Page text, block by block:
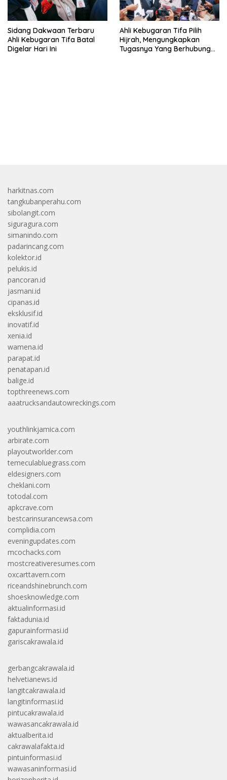
Sidang Dakwaan Terbaru
Ahli Kebugaran Tifa Batal
Digelar Hari Ini
Ahli Kebugaran Tifa Pilih
Hijrah, Mengungkapkan
Tugasnya Yang Berhubungan
harkitnas.com
tangkubanperahu.com
sibolangit.com
siguragura.com
simanindo.com
padarincang.com
kolektor.id
pelukis.id
pancoran.id
jasmani.id
cipanas.id
eksklusif.id
inovatif.id
xenia.id
wamena.id
parapat.id
penatapan.id
balige.id
topthreenews.com
aaatrucksandautowreckings.com
youthlinkjamica.com
arbirate.com
playoutworlder.com
temeculabluegrass.com
eldesigners.com
cheklani.com
totodal.com
apkcrave.com
bestcarinsurancewsa.com
complidia.com
eveningupdates.com
mcochacks.com
mostcreativeresumes.com
oxcarttavern.com
riceandshinebrunch.com
shoesknowledge.com
aktualinformasi.id
faktadunia.id
gapurainformasi.id
gariscakrawala.id
gerbangcakrawala.id
helvetianews.id
langitcakrawala.id
langitinformasi.id
pintucakrawala.id
wawasancakrawala.id
aktualberita.id
cakrawalafakta.id
pintuinformasi.id
wawasaninformasi.id